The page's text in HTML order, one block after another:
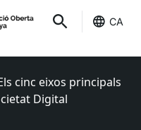
CA
cinc eixos principals
Digital